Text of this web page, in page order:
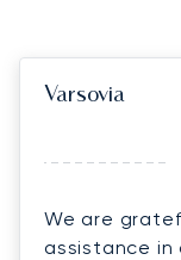
Varsovia
We are
assistance in